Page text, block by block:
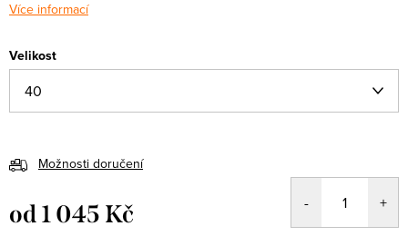
Více informací
Velikost
Možnosti doručení
od1 045 Kč